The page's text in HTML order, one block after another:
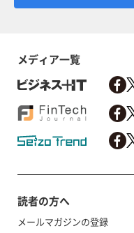
メディア一覧
読者の方へ
メールマガジンの登録